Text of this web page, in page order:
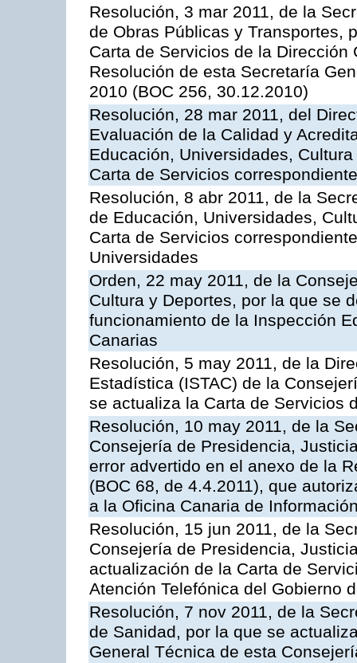
Resolución, 3 mar 2011, de la
de Obras Públicas y Transportes,
Carta de Servicios de la
Resolución de esta Secretaría
2010 (BOC 256, 30.12.2010)
Resolución, 28 mar 2011, del
Evaluación de la Calidad y
Educación, Universidades,
Carta de Servicios
Resolución, 8 abr 2011, de la
de Educación, Universidades,
Carta de Servicios
Universidades
Orden, 22 may 2011, de la
Cultura y Deportes, por la que se
funcionamiento de la Inspección
Canarias
Resolución, 5 may 2011, de la
Estadística (ISTAC) de la
se actualiza la Carta de Servicios
Resolución, 10 may 2011, de la
Consejería de Presidencia,
error advertido en el anexo de la
(BOC 68, de 4.4.2011), que
a la Oficina Canaria de
Resolución, 15 jun 2011, de la
Consejería de Presidencia,
actualización de la Carta de
Atención Telefónica del Gobierno
Resolución, 7 nov 2011, de la
de Sanidad, por la que se
General Técnica de esta